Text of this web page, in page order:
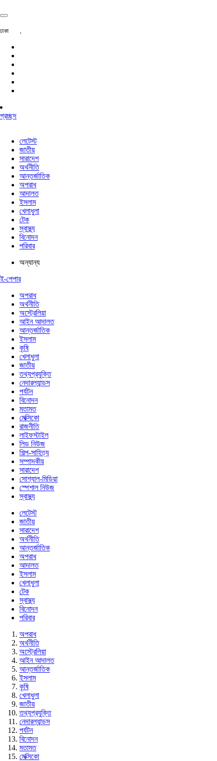
ঢাকা ,
প্রচ্ছদ
লেটেস্ট
জাতীয়
সারাদেশ
অর্থনীতি
আন্তর্জাতিক
অপরাধ
আদালত
ইসলাম
খেলাধুলা
টেক
স্বাস্থ্য
বিনোদন
পরিবার
অন্যান্য
ই-পেপার
অপরাধ
অর্থনীতি
অস্ট্রেলিয়া
আইন আদালত
আন্তর্জাতিক
ইসলাম
কৃষি
খেলাধুলা
জাতীয়
তথ্যপ্রযুক্তি
নেদারল্যান্ডস
পর্যটন
বিনোদন
মতামত
মেক্সিকো
রাজনীতি
লাইফস্টাইল
লিড নিউজ
শিল্প-সাহিত্য
সম্পাদকীয়
সারাদেশ
সোশ্যাল-মিডিয়া
স্পেশাল নিউজ
স্বাস্থ্য
লেটেস্ট
জাতীয়
সারাদেশ
অর্থনীতি
আন্তর্জাতিক
অপরাধ
আদালত
ইসলাম
খেলাধুলা
টেক
স্বাস্থ্য
বিনোদন
পরিবার
অপরাধ
অর্থনীতি
অস্ট্রেলিয়া
আইন আদালত
আন্তর্জাতিক
ইসলাম
কৃষি
খেলাধুলা
জাতীয়
তথ্যপ্রযুক্তি
নেদারল্যান্ডস
পর্যটন
বিনোদন
মতামত
মেক্সিকো